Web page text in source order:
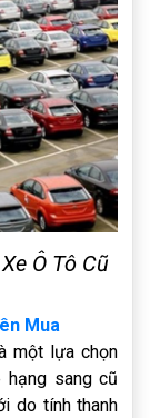
Ô Tô Cũ
Mua
một lựa chọn
hạng sang cũ
do tính thanh